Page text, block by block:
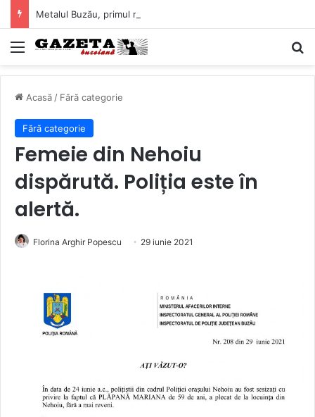
Mediu
Acasă / Fără categorie
Fără categorie
Femeie din Nehoiu
dispărută. Poliția este în
alertă.
Florina Arghir Popescu 29 iunie 2021